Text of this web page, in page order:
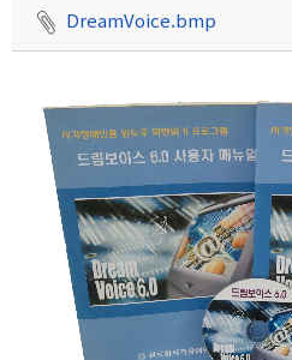
DreamVoice.bmp